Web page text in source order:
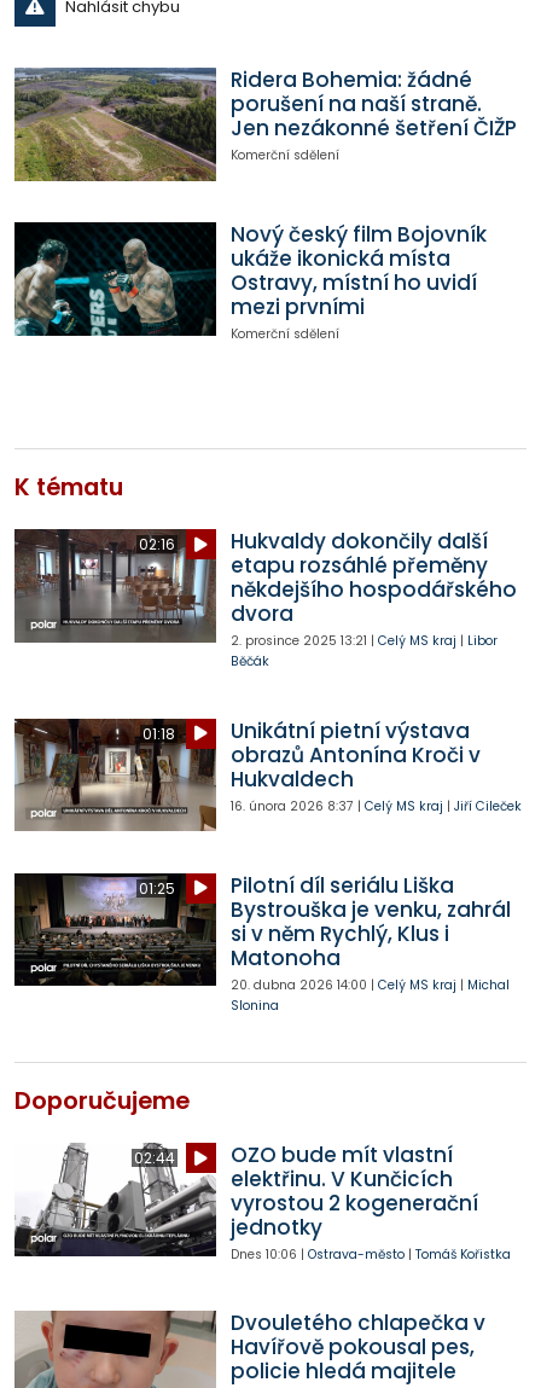
Nahlásit chybu
Ridera Bohemia: žádné
porušení na naší straně.
Jen nezákonné šetření ČIŽP
Komerční sdělení
Nový český film Bojovník
ukáže ikonická místa
Ostravy, místní ho uvidí
mezi prvními
Komerční sdělení
K tématu
02:16
Hukvaldy dokončily další
etapu rozsáhlé přeměny
někdejšího hospodářského
dvora
2. prosince 2025 13:21 | Celý MS kraj | Libor
Běčák
01:18
Unikátní pietní výstava
obrazů Antonína Kroči v
Hukvaldech
16. února 2026 8:37 | Celý MS kraj | Jiří Cileček
01:25
Pilotní díl seriálu Liška
Bystrouška je venku, zahrál
si v něm Rychlý, Klus i
Matonoha
20. dubna 2026 14:00 | Celý MS kraj | Michal
Slonina
Doporučujeme
02:44
OZO bude mít vlastní
elektřinu. V Kunčicích
vyrostou 2 kogenerační
jednotky
Dnes 10:06 | Ostrava-město| Tomáš Kořistka
Dvouletého chlapečka v
Havířově pokousal pes,
policie hledá majitele